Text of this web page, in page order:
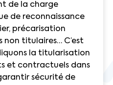
de la charge
de reconnaissance
précarisation
non titulaires… C’est
la titularisation
et contractuels dans
sécurité de